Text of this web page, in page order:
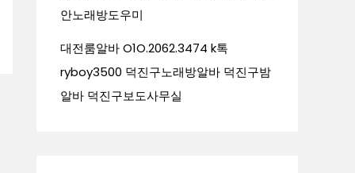
안노래방도우미
대전룸알바 O1O.2062.3474 k톡
ryboy3500 덕진구노래방알바 덕진구밤
알바 덕진구보도사무실